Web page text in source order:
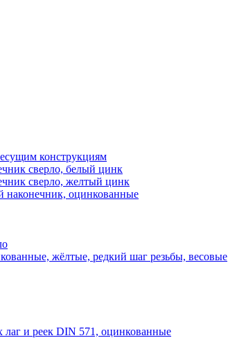
конструкциям
сверло, белый цинк
сверло, желтый цинк
наконечник, оцинкованные
жёлтые, редкий шаг резьбы, весовые
и реек DIN 571, оцинкованные